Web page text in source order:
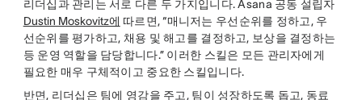
리더십과 관리는 서로 다른 두 가지입니다. Asana 공동 설립자
Dustin Moskovitz에 따르면, “매니저는 우선순위를 정하고, 우
선순위를 평가하고, 채용 및 해고를 결정하고, 보상을 결정하는
등 운영 역할을 담당합니다.” 이러한 스킬은 모든 관리자에게
필요한 매우 구체적이고 중요한 스킬입니다.
반면, 리더십은 팀에 영감을 주고, 팀이 성장하도록 돕고, 동료